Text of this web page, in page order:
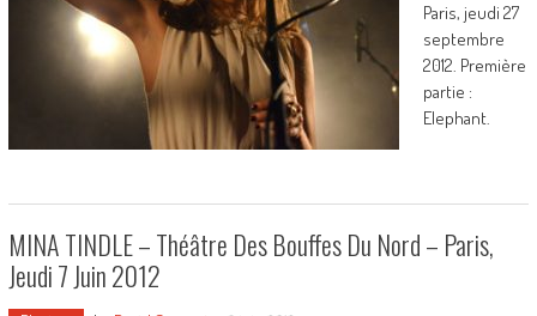
Paris, jeudi 27
septembre
2012. Première
partie :
Elephant.
MINA TINDLE – Théâtre Des Bouffes Du Nord – Paris,
Jeudi 7 Juin 2012